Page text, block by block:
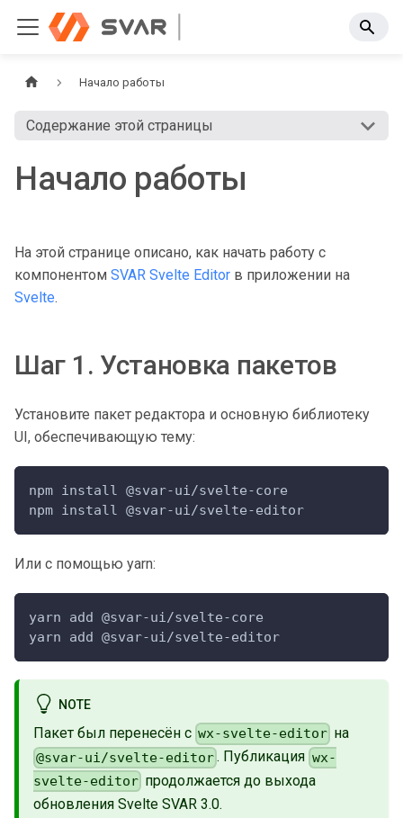
Начало работы
Содержание этой страницы
Начало работы
На этой странице описано, как начать работу с
компонентом SVAR Svelte Editor в приложении на
Svelte.
Шаг 1. Установка пакетов
Установите пакет редактора и основную библиотеку
UI, обеспечивающую тему:
npm install @svar-ui/svelte-core
npm install @svar-ui/svelte-editor
Или с помощью yarn:
yarn add @svar-ui/svelte-core
yarn add @svar-ui/svelte-editor
NOTE
Пакет был перенесён с wx-svelte-editor на
@svar-ui/svelte-editor. Публикация wx-
svelte-editor продолжается до выхода
обновления Svelte SVAR 3.0.